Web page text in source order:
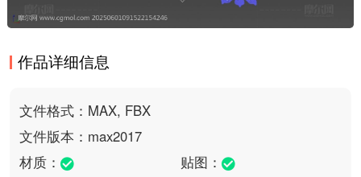
作品详细信息
文件格式：MAX, FBX
文件版本：max2017
材质：
贴图：